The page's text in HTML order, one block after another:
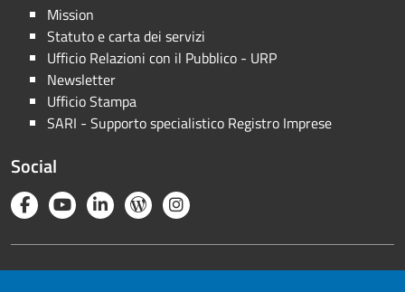
Mission
Statuto e carta dei servizi
Ufficio Relazioni con il Pubblico - URP
Newsletter
Ufficio Stampa
SARI - Supporto specialistico Registro Imprese
Social
Note legali